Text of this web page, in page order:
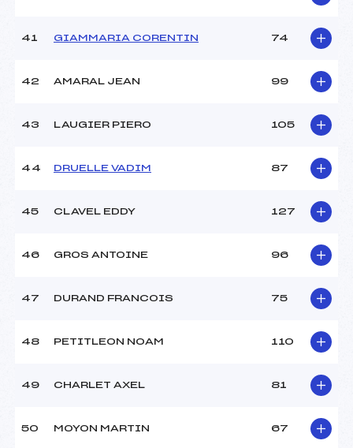
41 GIAMMARIA CORENTIN 74
42 AMARAL JEAN 99
43 LAUGIER PIERO 105
44 DRUELLE VADIM 87
45 CLAVEL EDDY 127
46 GROS ANTOINE 96
47 DURAND FRANCOIS 75
48 PETITLEON NOAM 110
49 CHARLET AXEL 81
50 MOYON MARTIN 67